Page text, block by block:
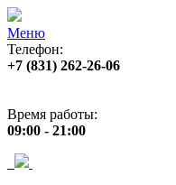
Меню
Телефон:
+7 (831) 262-26-06
Время работы:
09:00 - 21:00